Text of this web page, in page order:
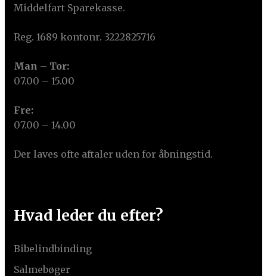
Middelfart Sparekasse.
Reg. 1689 kontonr. 3222825716
Man – Tor:
07.00 – 15.00
Fre:
07.00 – 14.00
Der laves ofte aftaler uden for åbningstid.
Hvad leder du efter?
Bibelindbinding
Salmebøger